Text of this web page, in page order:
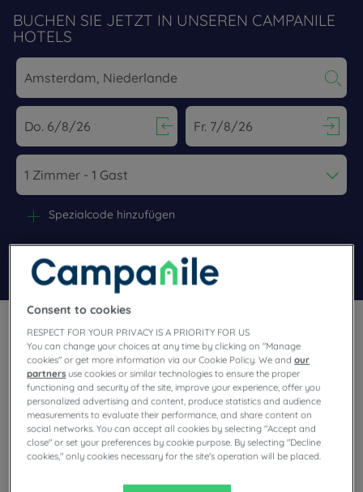
BUCHEN SIE JETZT IN UNSEREN CAMPANILE
HOTELS
Navigate forward to interact with the calendar and select a
Navigate backward to interact
Finden Sie ein Hotel
Spezialcode hinzufügen
Sie planen eine Reise nach Amsterdam und sind auf der
Suche nach einem Hotel? Campanile bietet Ihnen komfortable
Zimmer und lädt Sie zu einem luxuriösen Aufenthalt zum
besten Preis ein!
Consent to cookies
RESPECT FOR YOUR PRIVACY IS A PRIORITY FOR US
You can change your choices at any time by clicking on "Manage
cookies" or get more information via our Cookie Policy. We andour
partners use cookies or similar technologies to ensure the proper
functioning and security of the site, improve your experience, offer you
personalized advertising and content, produce statistics and audience
measurements to evaluate their performance, and share content on
social networks. You can accept all cookies by selecting "Accept and
close" or set your preferences by cookie purpose. By selecting "Decline
cookies," only cookies necessary for the site's operation will be placed.